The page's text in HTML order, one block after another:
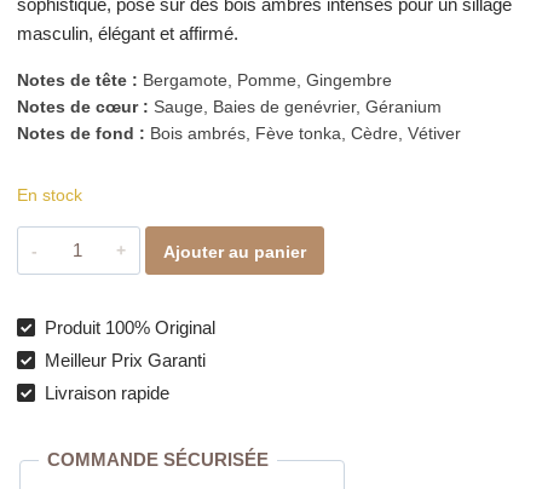
sophistiqué, posé sur des bois ambrés intenses pour un sillage
masculin, élégant et affirmé.
Notes de tête : Bergamote, Pomme, Gingembre
Notes de cœur : Sauge, Baies de genévrier, Géranium
Notes de fond : Bois ambrés, Fève tonka, Cèdre, Vétiver
En stock
quantité
de
–
Eau
de
Aromatique
Ajouter au panier
Produit 100% Original
Meilleur Prix Garanti
Livraison rapide
COMMANDE SÉCURISÉE